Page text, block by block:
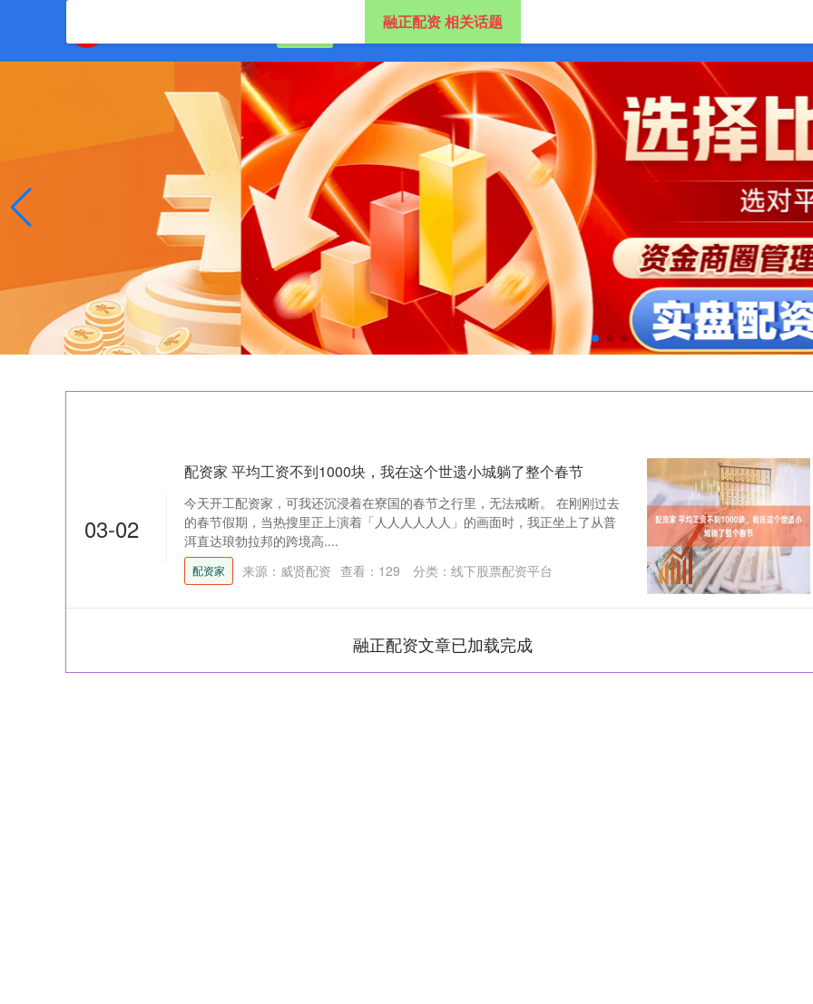
股票网上配资平台 线下股票配资平台
融正配资 相关话题
03-02
配资家 平均工资不到1000块，我在这个世遗小城躺了整个春节
今天开工配资家，可我还沉浸着在寮国的春节之行里，无法戒断。 在刚刚过去
的春节假期，当热搜里正上演着「人人人人人人」的画面时，我正坐上了从普
洱直达琅勃拉邦的跨境高....
配资家 来源：威贤配资 查看： 129 分类： 线下股票配资平台
融正配资文章已加载完成